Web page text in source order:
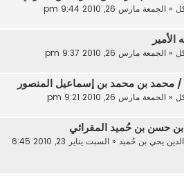
« الجمعة مارس 26, 2010 9:44 pm
« الجمعة مارس 26, 2010 9:37 pm
/ محمد بن محمد بن إسماعيل المنصور
« الجمعة مارس 26, 2010 9:21 pm
حسن بن حُميد المقرائي
يحي بن حُميد «
السبت يناير 23, 2010 6:45